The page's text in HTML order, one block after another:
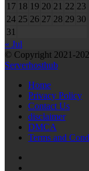
17 18 19 20 21 22 23
24 25 26 27 28 29 30
31
« Jul
© Copyright 2021-
Serverhosthub
Home
Privacy Policy
Contact Us
disclaimer
DMCA
Terms and